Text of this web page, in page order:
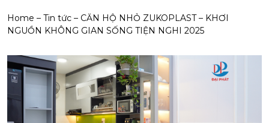
Home – Tin tức – CĂN HỘ NHỎ ZUKOPLAST – KHƠI
NGUỒN KHÔNG GIAN SỐNG TIỆN NGHI 2025